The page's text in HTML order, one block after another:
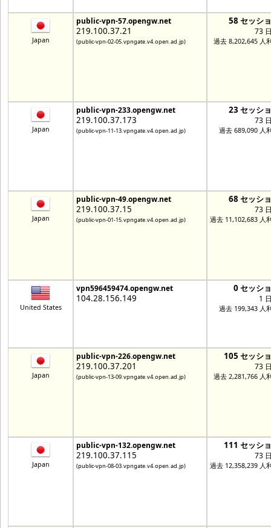
Japan
public-vpn-57.opengw.net
219.100.37.21
(public-vpn-02-05.vpngate.v4.open.ad.jp)
58 セッシ
73
過去 8,202,645 人
Japan
public-vpn-233.opengw.net
219.100.37.173
(public-vpn-11-13.vpngate.v4.open.ad.jp)
23 セッシ
73
過去 689,090 人
Japan
public-vpn-49.opengw.net
219.100.37.15
(public-vpn-01-15.vpngate.v4.open.ad.jp)
68 セッシ
73
過去 11,102,683 人
United States
vpn596459474.opengw.net
104.28.156.149
0 セッシ
1
過去 199,343 人
Japan
public-vpn-226.opengw.net
219.100.37.201
(public-vpn-13-09.vpngate.v4.open.ad.jp)
105 セッシ
73
過去 2,281,766 人
Japan
public-vpn-132.opengw.net
219.100.37.115
(public-vpn-08-03.vpngate.v4.open.ad.jp)
111 セッシ
73
過去 12,358,239 人